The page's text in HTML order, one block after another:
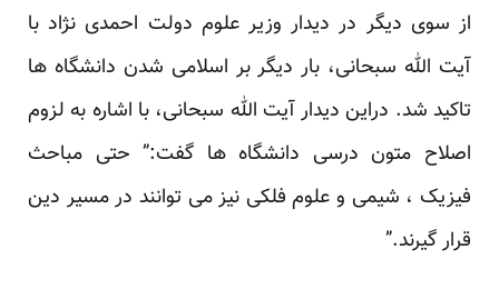
از سوی دیگر در دیدار وزیر علوم دولت احمدی نژاد با
آیت الله سبحانی، بار دیگر بر اسلامی شدن دانشگاه ها
تاکید شد. دراین دیدار آیت الله سبحانی، با اشاره به لزوم
اصلاح متون درسی دانشگاه ها گفت:” حتی مباحث
فیزیک ، شیمی و علوم فلکی نیز می توانند در مسیر دین
قرار گیرند.”